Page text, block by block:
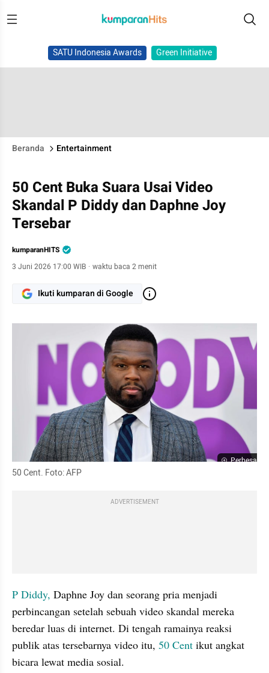
SATU Indonesia Awards Green Initiative
Beranda Entertainment
50 Cent Buka Suara Usai Video
Skandal P Diddy dan Daphne Joy
Tersebar
kumparanHITS
3 Juni 2026 17:00 WIB · waktu baca 2 menit
Ikuti kumparan di Google
Perbesar
50 Cent. Foto: AFP
ADVERTISEMENT
P Diddy, Daphne Joy dan seorang pria menjadi
perbincangan setelah sebuah video skandal mereka
beredar luas di internet. Di tengah ramainya reaksi
publik atas tersebarnya video itu, 50 Cent ikut angkat
bicara lewat media sosial.